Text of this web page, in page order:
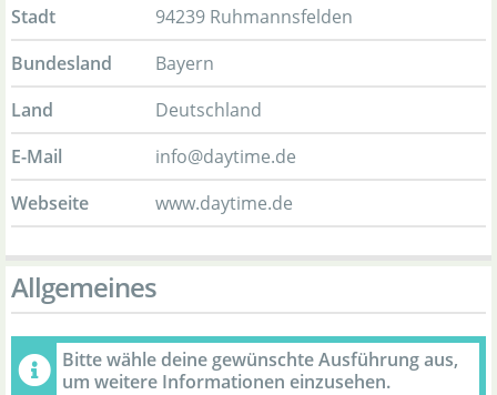
Stadt
94239 Ruhmannsfelden
Bundesland
Bayern
Land
Deutschland
E-Mail
info@daytime.de
Webseite
www.daytime.de
Allgemeines
Bitte wähle deine gewünschte Ausführung aus,
um weitere Informationen einzusehen.